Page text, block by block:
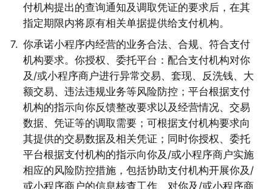
付机构提出的查询通知及调取凭证的要求后，在其
指定期限内将原有相关单据提供给支付机构。
7. 你承诺小程序内经营的业务合法、合规、符合支付
机构要求。你授权、委托平台：配合支付机构对你
及/或小程序商户进行异常交易、套现、反洗钱、大
额交易、违法违规业务等风险防控；平台根据支付
机构的指示向你反馈整改要求以及经营情况、交易
数据、凭证等的调取需要；可根据支付机构要求向
其提供的交易数据及相关凭证；同时你授权、委托
平台根据支付机构的指示向你及/或小程序商户实施
相应的风险防控措施，包括协助支付机构开展你及/
或小程序商户的信息核查工作、对你及/或小程序商